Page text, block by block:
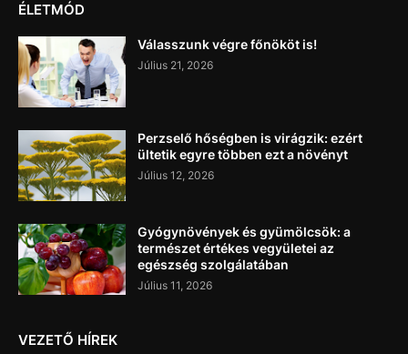
ÉLETMÓD
Válasszunk végre főnököt is!
Július 21, 2026
Perzselő hőségben is virágzik: ezért
ültetik egyre többen ezt a növényt
Július 12, 2026
Gyógynövények és gyümölcsök: a
természet értékes vegyületei az
egészség szolgálatában
Július 11, 2026
VEZETŐ HÍREK